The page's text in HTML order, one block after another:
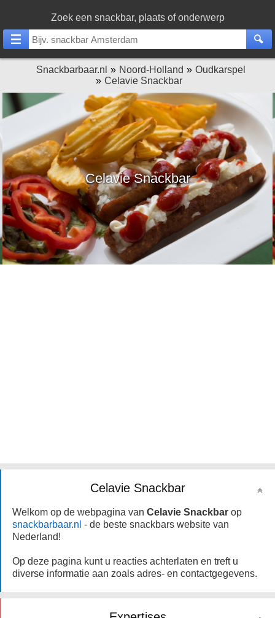
Zoek een snackbar, plaats of onderwerp
Snackbarbaar.nl Noord-Holland
Oudkarspel
Celavie Snackbar
Celavie Snackbar
Celavie Snackbar
Welkom op de webpagina van Celavie Snackbar op
snackbarbaar.nl - de beste snackbars website van
Nederland!
Op deze pagina kunt u reacties achterlaten en treft u
diverse informatie aan zoals adres- en contactgegevens.